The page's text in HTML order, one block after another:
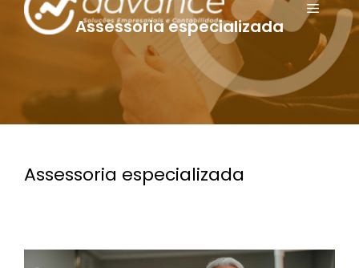
Assessoria especializada
Assessoria especializada